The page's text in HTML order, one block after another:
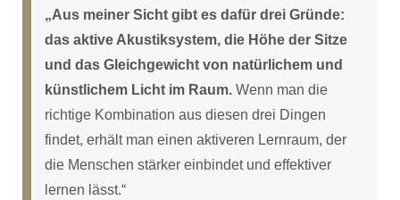
„Aus meiner Sicht gibt es dafür drei Gründe:
das aktive Akustiksystem, die Höhe der Sitze
und das Gleichgewicht von natürlichem und
künstlichem Licht im Raum. Wenn man die
richtige Kombination aus diesen drei Dingen
findet, erhält man einen aktiveren Lernraum, der
die Menschen stärker einbindet und effektiver
lernen lässt.“